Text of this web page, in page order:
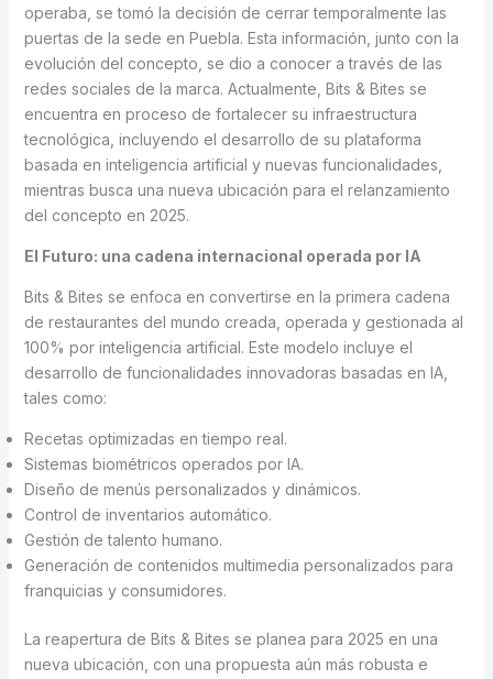
operaba, se tomó la decisión de cerrar temporalmente las
puertas de la sede en Puebla. Esta información, junto con la
evolución del concepto, se dio a conocer a través de las
redes sociales de la marca. Actualmente, Bits & Bites se
encuentra en proceso de fortalecer su infraestructura
tecnológica, incluyendo el desarrollo de su plataforma
basada en inteligencia artificial y nuevas funcionalidades,
mientras busca una nueva ubicación para el relanzamiento
del concepto en 2025.
El Futuro: una cadena internacional operada por IA
Bits & Bites se enfoca en convertirse en la primera cadena
de restaurantes del mundo creada, operada y gestionada al
100% por inteligencia artificial. Este modelo incluye el
desarrollo de funcionalidades innovadoras basadas en IA,
tales como:
Recetas optimizadas en tiempo real.
Sistemas biométricos operados por IA.
Diseño de menús personalizados y dinámicos.
Control de inventarios automático.
Gestión de talento humano.
Generación de contenidos multimedia personalizados para
franquicias y consumidores.
La reapertura de Bits & Bites se planea para 2025 en una
nueva ubicación, con una propuesta aún más robusta e